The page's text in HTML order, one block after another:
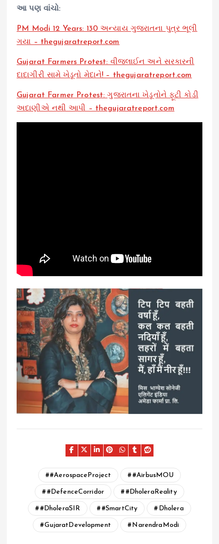
આ પણ વાંચો:
PM Modi 12 Years: 130 અન્યાય ગુજરાતના પુત્ર ભૂલી
ગયા – thegujaratreport.com
Gujarat Farmers Protest: વીજલાઈન અને સરકારની
દાદાગીરી સામે ખેડૂતો મેદાને! – thegujaratreport.com
Gujarat Farmer Protest: ગુજરાતના ખેડૂતોને ફૂટી કોડી
અદાણીએ નથી આપી – thegujaratreport.com
#AerospaceProject #AirbusMOU
#DefenceCorridor #DholeraReality
#DholeraSIR #SmartCity Dholera
GujaratDevelopment NarendraModi